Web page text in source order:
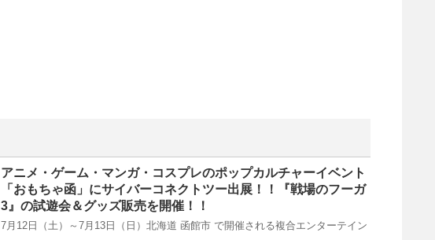
アニメ・ゲーム・マンガ・コスプレのポップカルチャーイベント
「おもちゃ函」にサイバーコネクトツー出展！！『戦場のフーガ
3』の試遊会＆グッズ販売を開催！！
7月12日（土）～7月13日（日）北海道 函館市 で開催される複合エンターテイン